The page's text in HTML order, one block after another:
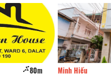
80m Minh Hiếu